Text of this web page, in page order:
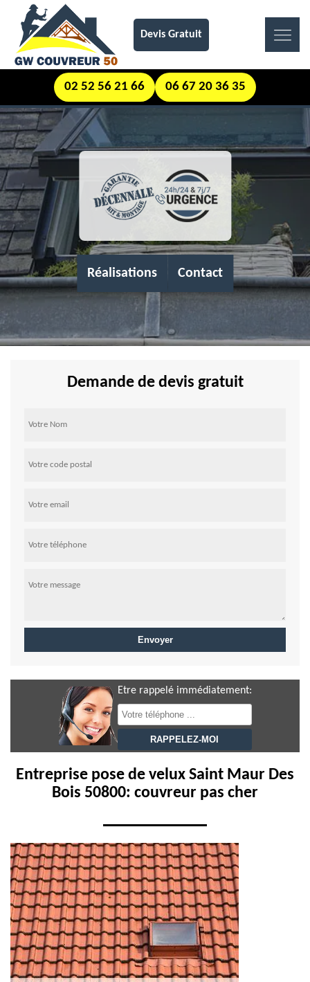
Devis Gratuit
02 52 56 21 66 06 67 20 36 35
Réalisations Contact
Demande de devis gratuit
Etre rappelé immédiatement:
Entreprise pose de velux Saint Maur Des
Bois 50800: couvreur pas cher